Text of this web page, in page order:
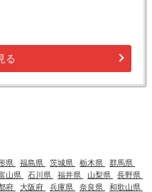
る
県 福島県 茨城県 栃木県
群馬県
山県 石川県 福井県 山梨県
長野県
府 大阪府 兵庫県 奈良県
和歌山県